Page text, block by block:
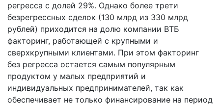
регресса с долей 29%. Однако более трети
безрегрессных сделок (130 млрд из 330 млрд
рублей) приходится на долю компании ВТБ
факторинг, работающей с крупными и
сверхкрупными клиентами. При этом факторинг
без регресса остается самым популярным
продуктом у малых предприятий и
индивидуальных предпринимателей, так как
обеспечивает не только финансирование на период